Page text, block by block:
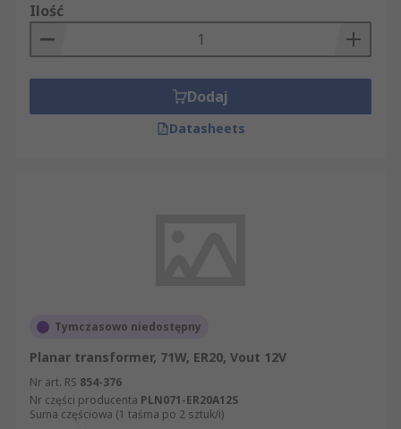
Ilość
Dodaj
Datasheets
Tymczasowo niedostępny
Planar transformer, 71W, ER20, Vout 12V
Nr art. RS 854-376
Nr części producenta PLN071-ER20A12S
Suma częściowa (1 taśma po 2 sztuk/i)